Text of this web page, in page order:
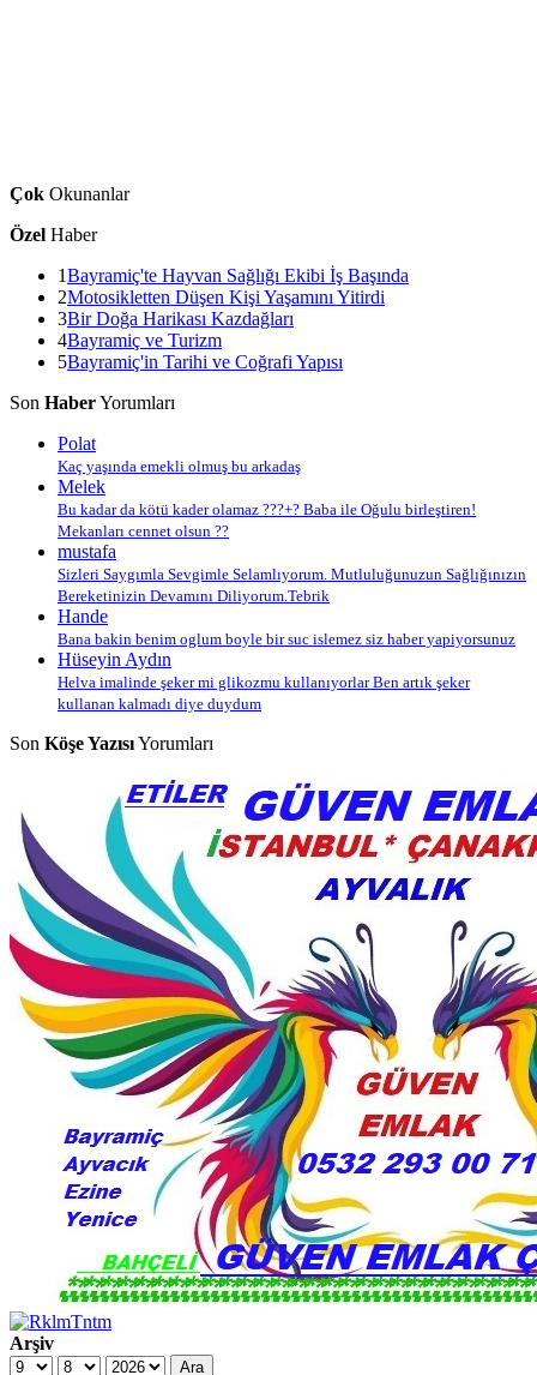
Çok Okunanlar
Özel Haber
1Bayramiç'te Hayvan Sağlığı Ekibi İş Başında
2Motosikletten Düşen Kişi Yaşamını Yitirdi
3Bir Doğa Harikası Kazdağları
4Bayramiç ve Turizm
5Bayramiç'in Tarihi ve Coğrafi Yapısı
Son HaberYorumları
Polat
Kaç yaşında emekli olmuş bu arkadaş
Melek
Bu kadar da kötü kader olamaz ???+? Baba ile Oğulu birleştiren!
Mekanları cennet olsun ??
mustafa
Sizleri Saygımla Sevgimle Selamlıyorum. Mutluluğunuzun Sağlığınızın
Bereketinizin Devamını Diliyorum.Tebrik
Hande
Bana bakin benim oglum boyle bir suc islemez siz haber yapiyorsunuz
Hüseyin Aydın
Helva imalinde şeker mi glikozmu kullanıyorlar Ben artık şeker
kullanan kalmadı diye duydum
Son Köşe YazısıYorumları
Arşiv
Ara